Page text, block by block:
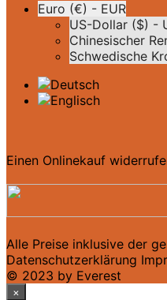
Euro (€) - EUR
US-Dollar ($) -
Chinesischer
Schwedische
Einen Onlinekauf
Alle Preise inklusive der
Datenschutzerklärung
© 2023 by Everest
×